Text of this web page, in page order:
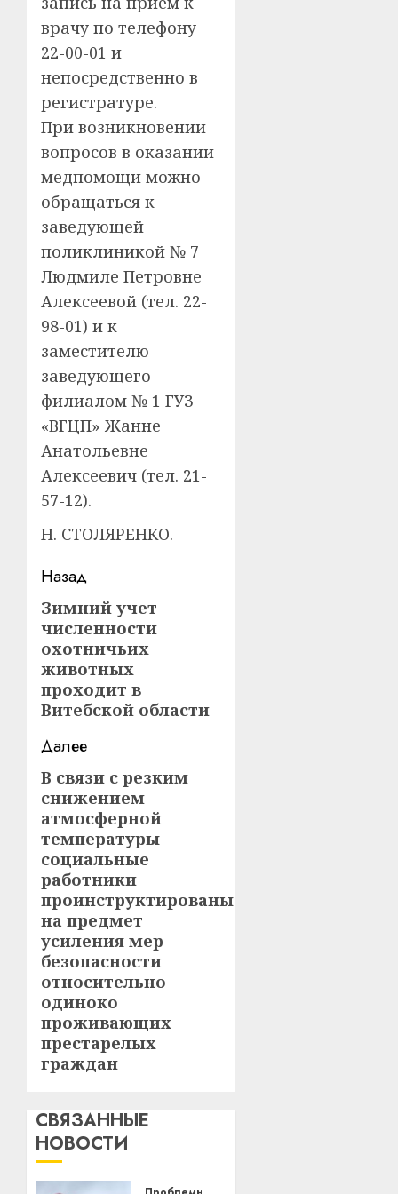
врачу по телефону
22-00-01 и
непосредственно в
регистратуре.
При возникновении
вопросов в оказании
медпомощи можно
обращаться к
заведующей
поликлиникой № 7
Людмиле Петровне
Алексеевой (тел. 22-
98-01) и к
заместителю
заведующего
филиалом № 1 ГУЗ
«ВГЦП» Жанне
Анатольевне
Алексеевич (тел. 21-
57-12).
Н. СТОЛЯРЕНКО.
Навигация
записи
Назад
Предыдущая
запись:
Зимний учет
численности
охотничьих
животных
проходит в
Витебской области
Далее
Следующая
запись:
В связи с резким
снижением
атмосферной
температуры
социальные
работники
проинструктированы
на предмет
усиления мер
безопасности
относительно
одиноко
проживающих
престарелых
граждан
СВЯЗАННЫЕ
НОВОСТИ